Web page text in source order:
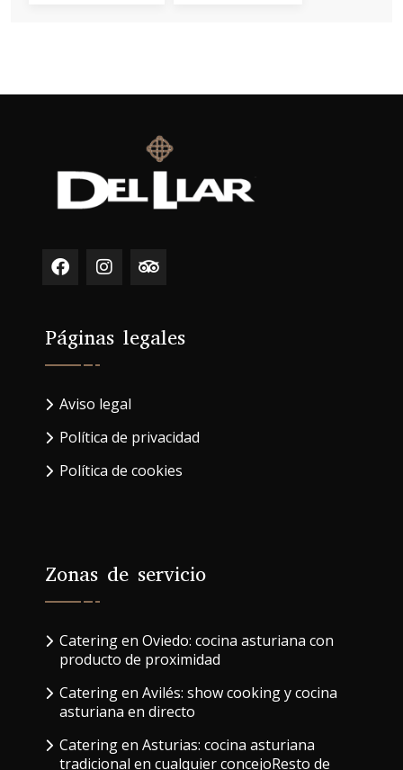
Páginas legales
Aviso legal
Política de privacidad
Política de cookies
Zonas de servicio
Catering en Oviedo: cocina asturiana con
producto de proximidad
Catering en Avilés: show cooking y cocina
asturiana en directo
Catering en Asturias: cocina asturiana
tradicional en cualquier concejoResto de